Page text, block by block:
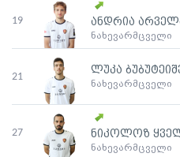
19 ანდრია
ნახევარმცველი
21
ლუკა
ნახევარმცველი
27 ნიკოლოზ
ნახევარმცველი